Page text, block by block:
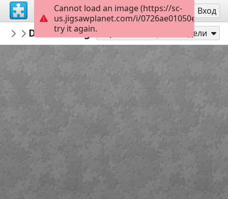
Регистрация Вход
Marica
2 razred KV OŠ MC
Dani Velikog tjedna Сподели
Cannot load an image (https://sc-
us.jigsawplanet.com/i/
try it again.